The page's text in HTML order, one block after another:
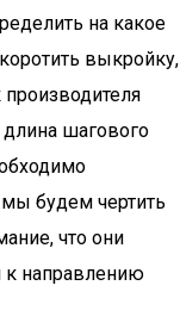
на какое
выкройку,
шагового
будем чертить
что они
направлению